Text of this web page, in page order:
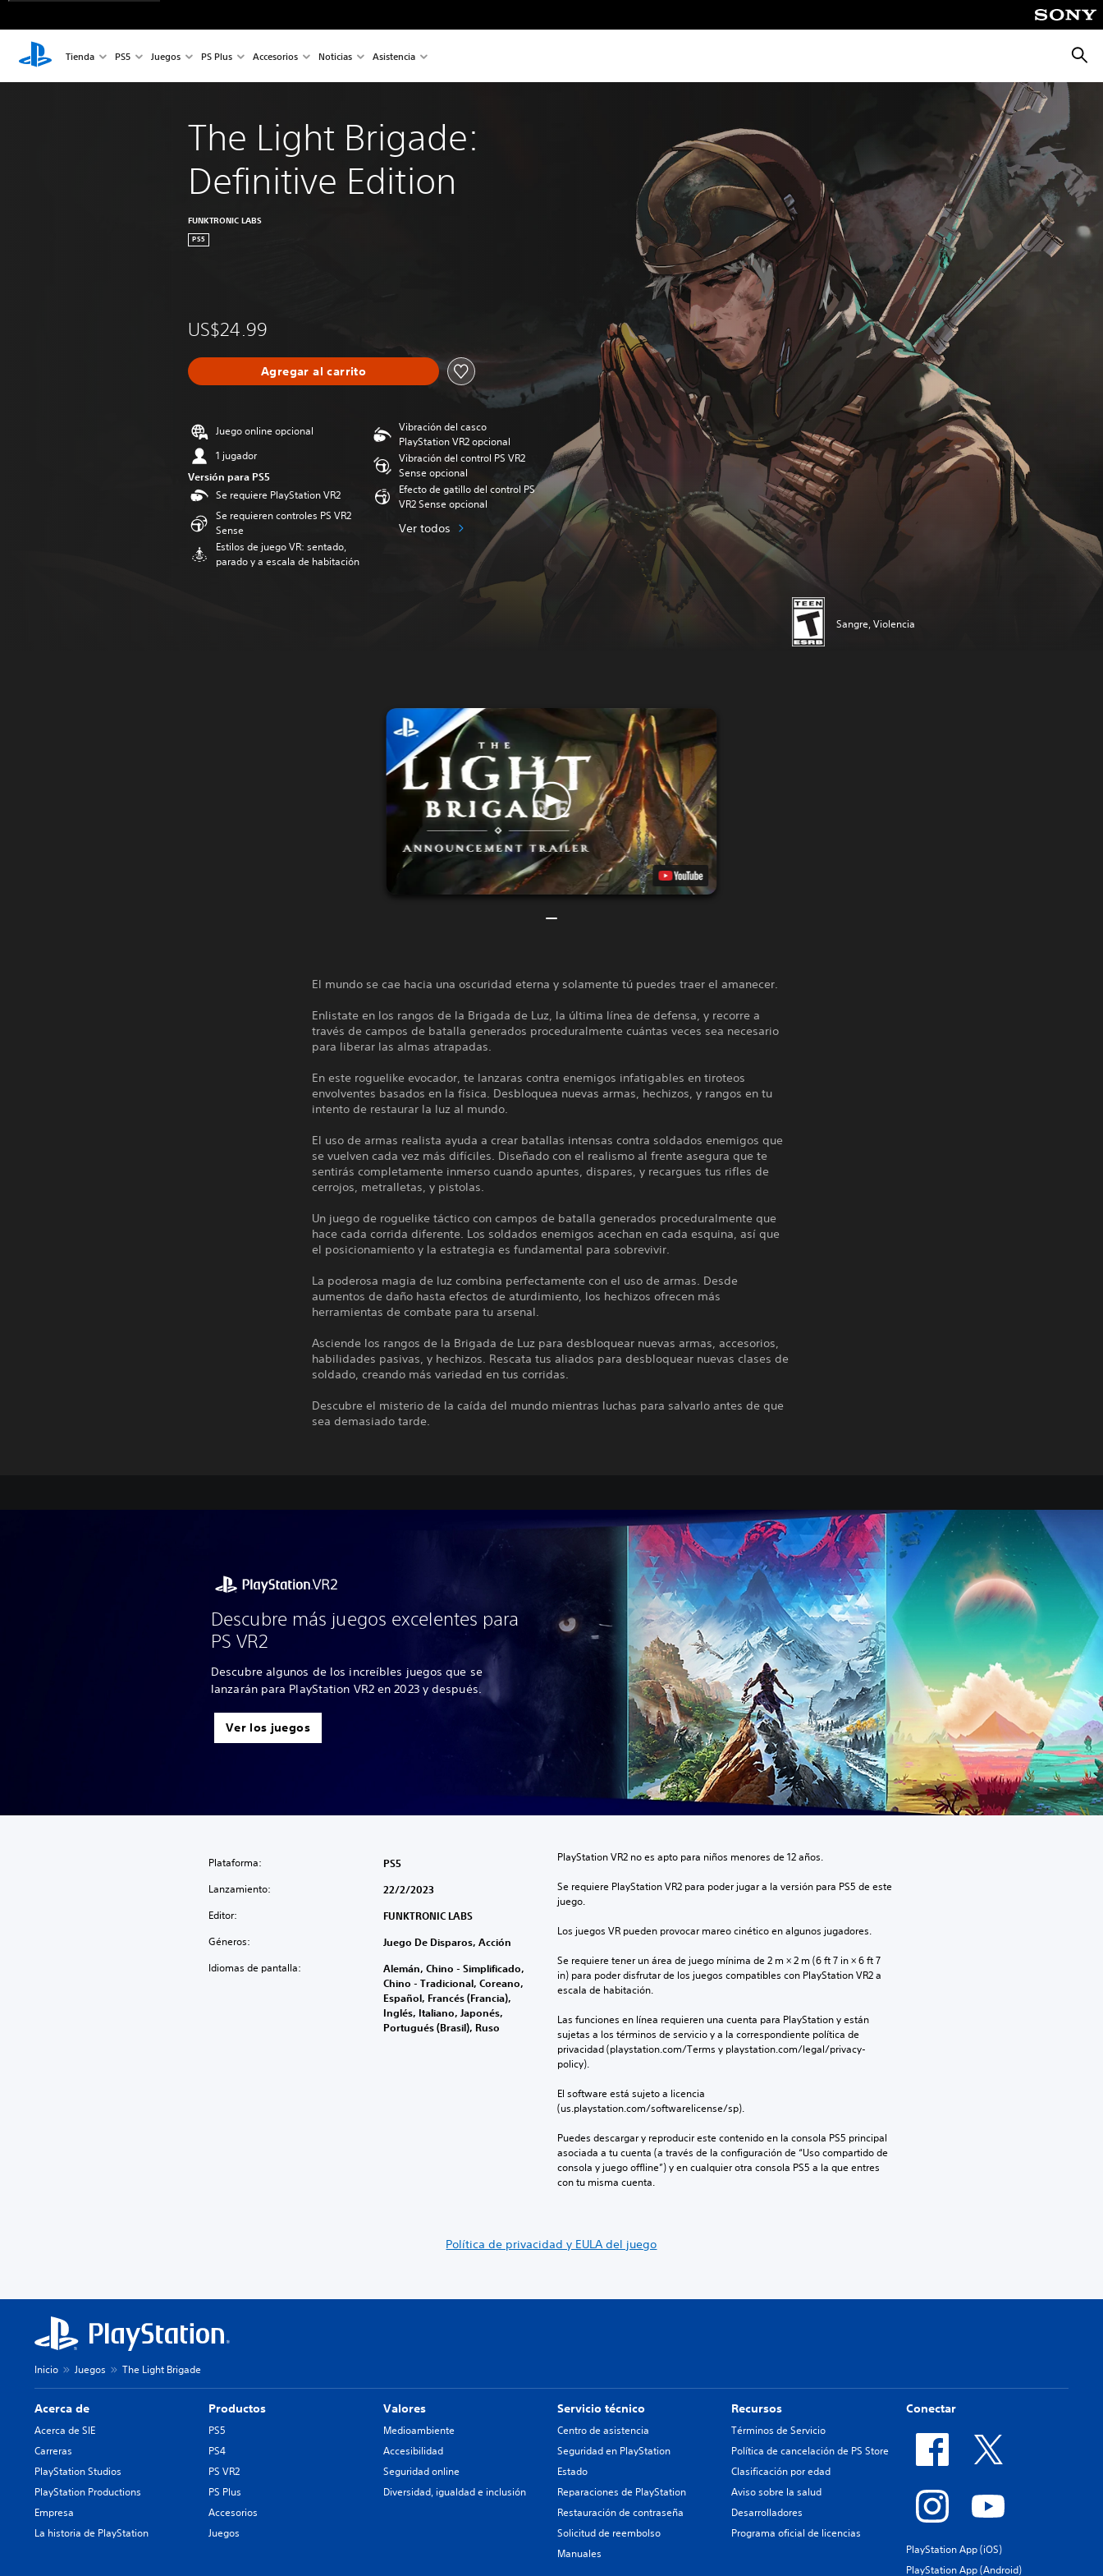
Tienda PS5 Juegos PS Plus Accesorios Noticias Asistencia
The Light Brigade:
Definitive Edition
FUNKTRONIC LABS
PS5
US$24.99
Agregar al carrito
Juego online opcional
1 jugador
Versión para PS5
Se requiere PlayStation VR2
Se requieren controles PS VR2
Sense
Estilos de juego VR: sentado,
parado y a escala de habitación
Vibración del casco
PlayStation VR2 opcional
Vibración del control PS VR2
Sense opcional
Efecto de gatillo del control PS
VR2 Sense opcional
Ver todos
Sangre, Violencia
El mundo se cae hacia una oscuridad eterna y solamente tú puedes traer el amanecer.
Enlistate en los rangos de la Brigada de Luz, la última línea de defensa, y recorre a
través de campos de batalla generados proceduralmente cuántas veces sea necesario
para liberar las almas atrapadas.
En este roguelike evocador, te lanzaras contra enemigos infatigables en tiroteos
envolventes basados en la física. Desbloquea nuevas armas, hechizos, y rangos en tu
intento de restaurar la luz al mundo.
El uso de armas realista ayuda a crear batallas intensas contra soldados enemigos que
se vuelven cada vez más difíciles. Diseñado con el realismo al frente asegura que te
sentirás completamente inmerso cuando apuntes, dispares, y recargues tus rifles de
cerrojos, metralletas, y pistolas.
Un juego de roguelike táctico con campos de batalla generados proceduralmente que
hace cada corrida diferente. Los soldados enemigos acechan en cada esquina, así que
el posicionamiento y la estrategia es fundamental para sobrevivir.
La poderosa magia de luz combina perfectamente con el uso de armas. Desde
aumentos de daño hasta efectos de aturdimiento, los hechizos ofrecen más
herramientas de combate para tu arsenal.
Asciende los rangos de la Brigada de Luz para desbloquear nuevas armas, accesorios,
habilidades pasivas, y hechizos. Rescata tus aliados para desbloquear nuevas clases de
soldado, creando más variedad en tus corridas.
Descubre el misterio de la caída del mundo mientras luchas para salvarlo antes de que
sea demasiado tarde.
Descubre más juegos excelentes para
PS VR2
Descubre algunos de los increíbles juegos que se
lanzarán para PlayStation VR2 en 2023 y después.
Ver los juegos
Plataforma: PS5
Lanzamiento: 22/2/2023
Editor: FUNKTRONIC LABS
Géneros: Juego De Disparos, Acción
Idiomas de pantalla:
Alemán, Chino - Simplificado,
Chino - Tradicional, Coreano,
Español, Francés (Francia),
Inglés, Italiano, Japonés,
Portugués (Brasil), Ruso
PlayStation VR2 no es apto para niños menores de 12 años.
Se requiere PlayStation VR2 para poder jugar a la versión para PS5 de este
juego.
Los juegos VR pueden provocar mareo cinético en algunos jugadores.
Se requiere tener un área de juego mínima de 2 m × 2 m (6 ft 7 in × 6 ft 7
in) para poder disfrutar de los juegos compatibles con PlayStation VR2 a
escala de habitación.
Las funciones en línea requieren una cuenta para PlayStation y están
sujetas a los términos de servicio y a la correspondiente política de
privacidad (playstation.com/Terms y playstation.com/legal/privacy-
policy).
El software está sujeto a licencia
(us.playstation.com/softwarelicense/sp).
Puedes descargar y reproducir este contenido en la consola PS5 principal
asociada a tu cuenta (a través de la configuración de “Uso compartido de
consola y juego offline”) y en cualquier otra consola PS5 a la que entres
con tu misma cuenta.
Política de privacidad y EULA del juego
Inicio Juegos The Light Brigade
Acerca de
Acerca de SIE
Carreras
PlayStation Studios
PlayStation Productions
Empresa
La historia de PlayStation
Productos
PS5
PS4
PS VR2
PS Plus
Accesorios
Juegos
Valores
Medioambiente
Accesibilidad
Seguridad online
Diversidad, igualdad e inclusión
Servicio técnico
Centro de asistencia
Seguridad en PlayStation
Estado
Reparaciones de PlayStation
Restauración de contraseña
Solicitud de reembolso
Manuales
Recursos
Términos de Servicio
Política de cancelación de PS Store
Clasificación por edad
Aviso sobre la salud
Desarrolladores
Programa oficial de licencias
Conectar
PlayStation App (iOS)
PlayStation App (Android)